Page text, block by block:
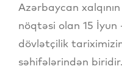
Azərbaycan
nöqtəsi olan 15
dövlətçilik
səhifələrindən